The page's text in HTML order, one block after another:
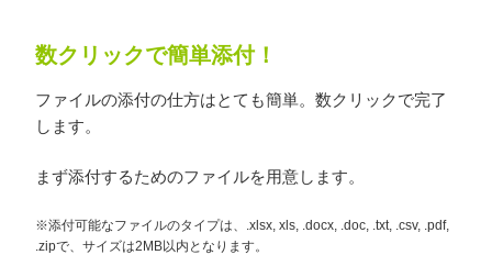
数クリックで簡単添付！
ファイルの添付の仕方はとても簡単。数クリックで完了
します。
まず添付するためのファイルを用意します。
※添付可能なファイルのタイプは、.xlsx, xls, .docx, .doc, .txt, .csv, .pdf,
.zipで、サイズは2MB以内となります。